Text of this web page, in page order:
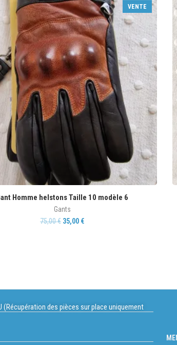
VENTE
Homme helstons Taille 10 modèle 6
Gants
75,00€ 35,00 €
(Récupération des pièces sur place uniquement